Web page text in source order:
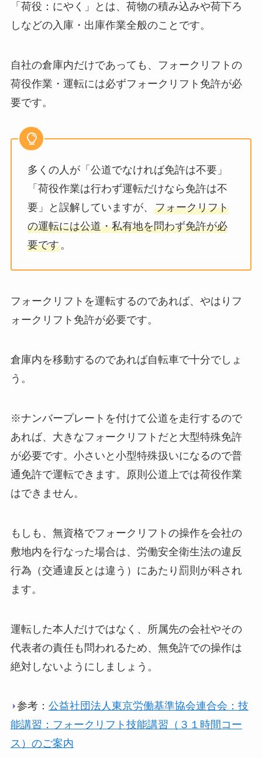
「荷役：にやく」とは、荷物の積み込みや荷下ろ
しなどの入庫・出庫作業全般のことです。
自社の倉庫内だけであっても、フォークリフトの
荷役作業・運転には必ずフォークリフト免許が必
要です。
多くの人が「公道でなければ免許は不要」
「荷役作業は行わず運転だけなら免許は不
要」と誤解していますが、 フォークリフト
の運転には公道・私有地を問わず免許が必
要です。
フォークリフトを運転するのであれば、やはりフ
ォークリフト免許が必要です。
倉庫内を移動するのであれば自転車で十分でしょ
う。
※ナンバープレートを付けて公道を走行するので
あれば、大きなフォークリフトだと大型特殊免許
が必要です。小さいと小型特殊扱いになるので普
通免許で運転できます。原則公道上では荷役作業
はできません。
もしも、無資格でフォークリフトの操作を会社の
敷地内を行なった場合は、労働安全衛生法の違反
行為（交通違反とは違う）にあたり罰則が科され
ます。
運転した本人だけではなく、所属先の会社やその
代表者の責任も問われるため、無免許での操作は
絶対しないようにしましょう。
参考： 公益社団法人東京労働基準協会連合会：技
能講習：フォークリフト技能講習（３１時間コー
ス）のご案内